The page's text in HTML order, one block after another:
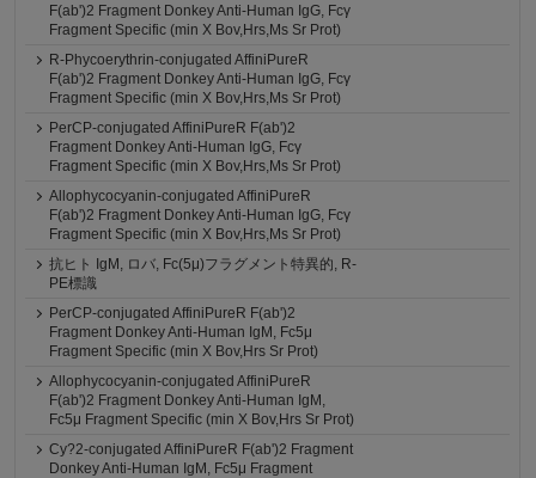
F(ab')2 Fragment Donkey Anti-Human IgG, Fcγ
Fragment Specific (min X Bov,Hrs,Ms Sr Prot)
R-Phycoerythrin-conjugated AffiniPureR
F(ab')2 Fragment Donkey Anti-Human IgG, Fcγ
Fragment Specific (min X Bov,Hrs,Ms Sr Prot)
PerCP-conjugated AffiniPureR F(ab')2
Fragment Donkey Anti-Human IgG, Fcγ
Fragment Specific (min X Bov,Hrs,Ms Sr Prot)
Allophycocyanin-conjugated AffiniPureR
F(ab')2 Fragment Donkey Anti-Human IgG, Fcγ
Fragment Specific (min X Bov,Hrs,Ms Sr Prot)
抗ヒト IgM, ロバ, Fc(5μ)フラグメント特異的, R-
PE標識
PerCP-conjugated AffiniPureR F(ab')2
Fragment Donkey Anti-Human IgM, Fc5μ
Fragment Specific (min X Bov,Hrs Sr Prot)
Allophycocyanin-conjugated AffiniPureR
F(ab')2 Fragment Donkey Anti-Human IgM,
Fc5μ Fragment Specific (min X Bov,Hrs Sr Prot)
Cy?2-conjugated AffiniPureR F(ab')2 Fragment
Donkey Anti-Human IgM, Fc5μ Fragment